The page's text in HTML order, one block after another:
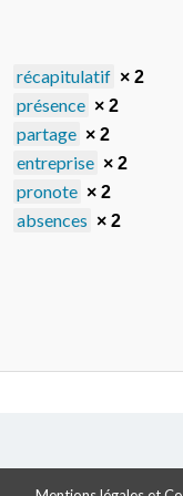
récapitulatif × 2
présence × 2
partage × 2
entreprise × 2
pronote × 2
absences × 2